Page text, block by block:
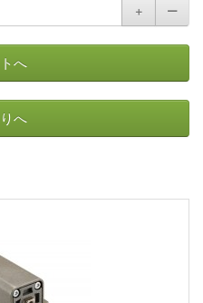
＋
ー
へ
へ